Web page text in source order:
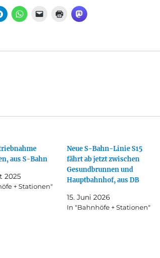
aus S-Bahn
2025
+ Stationen"
Neue S-Bahn-Linie S15
fährt ab jetzt zwischen
Gesundbrunnen und
Hauptbahnhof, aus DB
15. Juni 2026
In "Bahnhöfe + Stationen"